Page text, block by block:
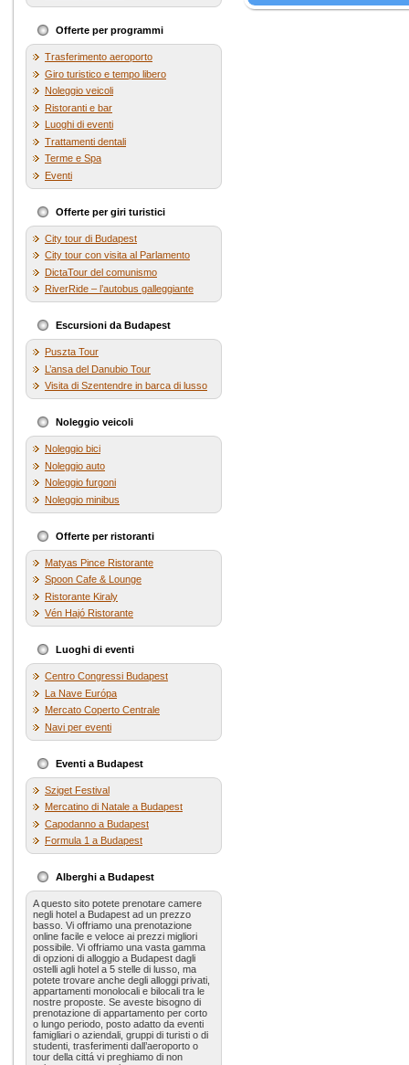
Offerte per programmi
Trasferimento aeroporto
Giro turistico e tempo libero
Noleggio veicoli
Ristoranti e bar
Luoghi di eventi
Trattamenti dentali
Terme e Spa
Eventi
Offerte per giri turistici
City tour di Budapest
City tour con visita al Parlamento
DictaTour del comunismo
RiverRide – l’autobus galleggiante
Escursioni da Budapest
Puszta Tour
L’ansa del Danubio Tour
Visita di Szentendre in barca di lusso
Noleggio veicoli
Noleggio bici
Noleggio auto
Noleggio furgoni
Noleggio minibus
Offerte per ristoranti
Matyas Pince Ristorante
Spoon Cafe & Lounge
Ristorante Kiraly
Vén Hajó Ristorante
Luoghi di eventi
Centro Congressi Budapest
La Nave Európa
Mercato Coperto Centrale
Navi per eventi
Eventi a Budapest
Sziget Festival
Mercatino di Natale a Budapest
Capodanno a Budapest
Formula 1 a Budapest
Alberghi a Budapest
A questo sito potete prenotare camere
negli hotel a Budapest ad un prezzo
basso. Vi offriamo una prenotazione
online facile e veloce ai prezzi migliori
possibile. Vi offriamo una vasta gamma
di opzioni di alloggio a Budapest dagli
ostelli agli hotel a 5 stelle di lusso, ma
potete trovare anche degli alloggi privati,
appartamenti monolocali e bilocali tra le
nostre proposte. Se aveste bisogno di
prenotazione di appartamento per corto
o lungo periodo, posto adatto da eventi
famigliari o aziendali, gruppi di turisti o di
studenti, trasferimenti dall’aeroporto o
tour della cittá vi preghiamo di non